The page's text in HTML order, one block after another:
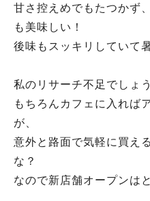
甘さ控えめでもたつかず
も美味しい！
後味もスッキリしていて
私のリサーチ不足でしょ
もちろんカフェに入れば
が、
意外と路面で気軽に買え
な？
なので新店舗オープンは